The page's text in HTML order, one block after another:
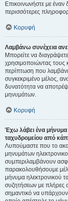
Επικοινωνήστε με έναν
περισσότερες
Κορυφή
Λαμβάνω συνέχεια
Μπορείτε να
χρησιμοποιώντας
περίπτωση που
συγκεκριμένο μέλος,
δυνατότητα να
μηνυμάτων.
Κορυφή
Έχω λάβει ένα
ταχυδρομείου από
Λυπούμαστε που το
μηνυμάτων
συμπεριλαμβάνουν
παρακολουθήσουμε
μήνυμα ηλεκτρονικού
συζητήσεων με πλήρες
σημαντικό να υπάρχουν